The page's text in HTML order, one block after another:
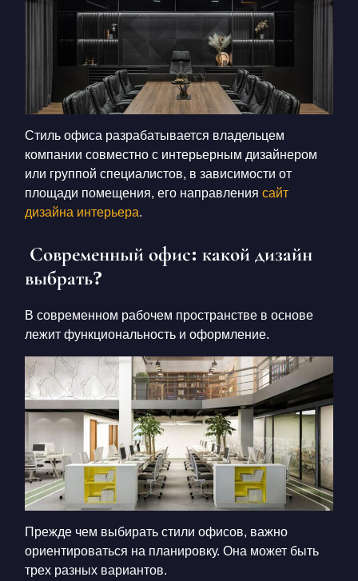
Стиль офиса разрабатывается владельцем
компании совместно с интерьерным дизайнером
или группой специалистов, в зависимости от
площади помещения, его направления сайт
дизайна интерьера.
Современный офис: какой дизайн
выбрать?
В современном рабочем пространстве в основе
лежит функциональность и оформление.
Прежде чем выбирать стили офисов, важно
ориентироваться на планировку. Она может быть
трех разных вариантов.